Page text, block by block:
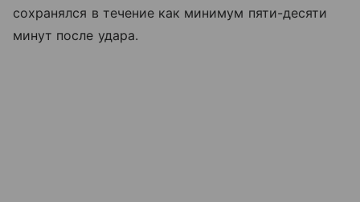
сохранялся в течение как минимум пяти-десяти
минут после удара.